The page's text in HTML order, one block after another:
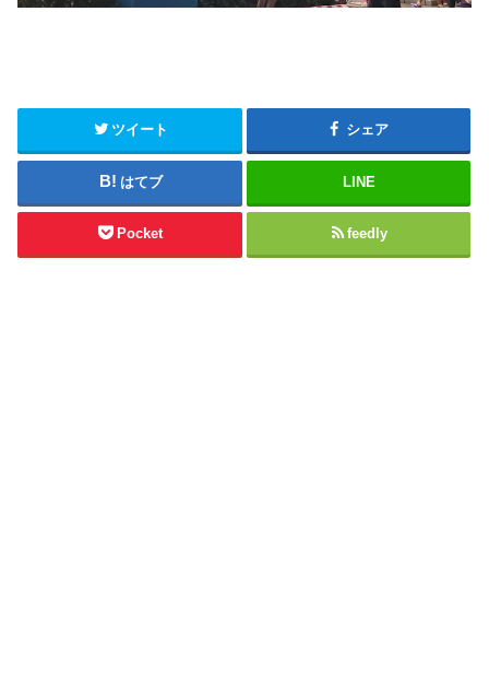
ツイート シェア
はてブ LINE
Pocket feedly